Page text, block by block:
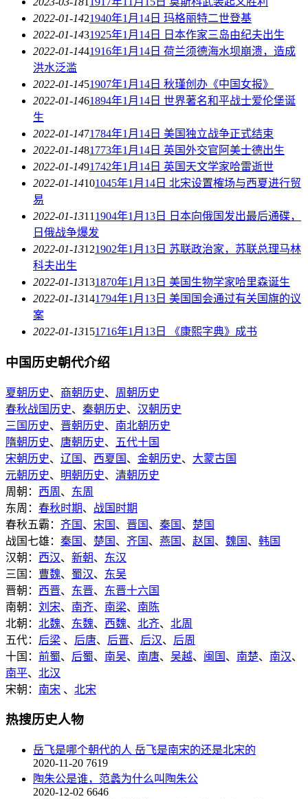
2022-01-1421940年1月14日 玛格丽特二世登基
2022-01-1431925年1月14日 日本作家三岛由纪夫出生
2022-01-1441916年1月14日 荷兰须德海水坝崩溃，造成
洪水泛滥
2022-01-1451907年1月14日 秋瑾创办《中国女报》
2022-01-1461894年1月14日 世界著名和平战士爱伦堡诞
生
2022-01-1471784年1月14日 美国独立战争正式结束
2022-01-1481773年1月14日 英国外交官阿美士德出生
2022-01-1491742年1月14日 英国天文学家哈雷逝世
2022-01-14101045年1月14日 北宋设置榷场与西夏进行贸
易
2022-01-1311 1904年1月13日 日本向俄国发出最后通碟，
日俄战争爆发
2022-01-13121902年1月13日 苏联政治家，苏联总理马林
科夫出生
2022-01-13131870年1月13日 美国生物学家哈里森诞生
2022-01-13141794年1月13日 美国国会通过有关国旗的议
案
2022-01-13151716年1月13日 《康熙字典》成书
中国历史朝代介绍
夏朝历史、 商朝历史、 周朝历史
春秋战国历史、 秦朝历史、 汉朝历史
三国历史、 晋朝历史、 南北朝历史
隋朝历史、 唐朝历史、
五代十国
宋朝历史、 辽国 、 西夏国 、 金朝历史、 大蒙古国
元朝历史、 明朝历史、 清朝历史
周朝： 西周 、 东周
东周： 春秋时期、 战国时期
春秋五霸： 齐国 、 宋国 、 晋国 、 秦国 、 楚国
战国七雄： 秦国 、 楚国 、 齐国 、 燕国 、 赵国 、 魏国 、 韩国
汉朝： 西汉、 新朝、 东汉
三国： 曹魏、 蜀汉、 东吴
晋朝： 西晋、 东晋、 东晋十六国
南朝： 刘宋、 南齐、 南梁、 南陈
北朝： 北魏、 东魏、 西魏、 北齐、 北周
五代： 后梁 、 后唐、 后晋、 后汉、 后周
十国： 前蜀、 后蜀、 南吴、 南唐、 吴越、 闽国 、 南楚、 南汉、
南平、 北汉
宋朝： 南宋 、 北宋
热搜历史人物
岳飞是哪个朝代的人 岳飞是南宋的还是北宋的
2020-11-20 7619
陶朱公是谁，范蠡为什么叫陶朱公
2020-12-02 6646